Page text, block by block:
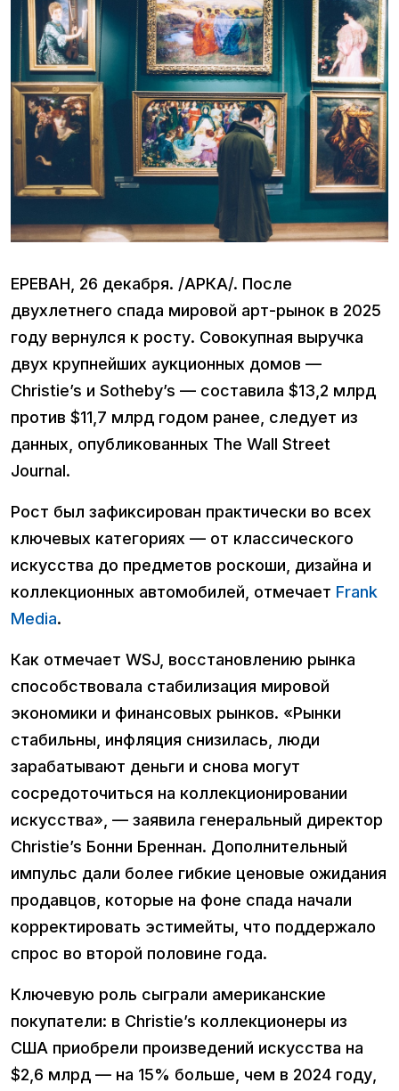
ЕРЕВАН, 26 декабря. /АРКА/. После
двухлетнего спада мировой арт-рынок в 2025
году вернулся к росту. Совокупная выручка
двух крупнейших аукционных домов —
Christie’s и Sotheby’s — составила $13,2 млрд
против $11,7 млрд годом ранее, следует из
данных, опубликованных The Wall Street
Journal.
Рост был зафиксирован практически во всех
ключевых категориях — от классического
искусства до предметов роскоши, дизайна и
коллекционных автомобилей, отмечает Frank
Media.
Как отмечает WSJ, восстановлению рынка
способствовала стабилизация мировой
экономики и финансовых рынков. «Рынки
стабильны, инфляция снизилась, люди
зарабатывают деньги и снова могут
сосредоточиться на коллекционировании
искусства», — заявила генеральный директор
Christie’s Бонни Бреннан. Дополнительный
импульс дали более гибкие ценовые ожидания
продавцов, которые на фоне спада начали
корректировать эстимейты, что поддержало
спрос во второй половине года.
Ключевую роль сыграли американские
покупатели: в Christie’s коллекционеры из
США приобрели произведений искусства на
$2,6 млрд — на 15% больше, чем в 2024 году,